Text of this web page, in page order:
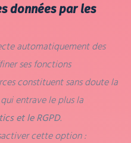
données par les
automatiquement des
ses fonctions
constituent sans doute la
entrave le plus la
et le RGPD.
cette option :